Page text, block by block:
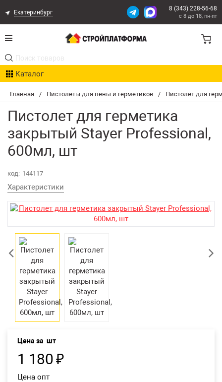
Главная / Пистолеты для пены и герметиков / Пистолет для
Пистолет для герметика
закрытый Stayer Professional,
600мл, шт
код: 144117
Характеристики
Цена за шт
1 180₽
Цена опт
Екатеринбург
8 (343) 228-56-68
с 8 до 18, пн-пт
Каталог
Акции
Расчет доставки
Организациям
Статьи
Контакты
Екатеринбург